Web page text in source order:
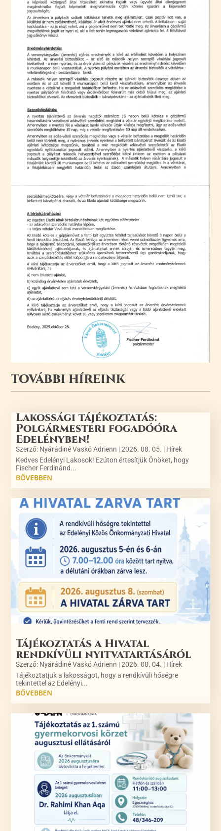
TOVÁBBI HÍREINK
Lakossági tájékoztatás:
Polgármesteri fogadóóra
Edelényben!
Szerző: Nyárádiné Vaskó Adrienn |2026. 08. 05. | Hírek
Kedves Edelényi Lakosok! Ezúton értesítjük Önöket, hogy
Fischer Ferdinánd...
BŐVEBBEN
Tájékoztatás a Hivatal
rendkívüli nyitvatartásáról
Szerző: Nyárádiné Vaskó Adrienn |2026. 08. 04. | Hírek
Tájékoztatjuk a lakosságot, hogy a rendkívüli hőségre
tekintettel az Edelényi...
BŐVEBBEN